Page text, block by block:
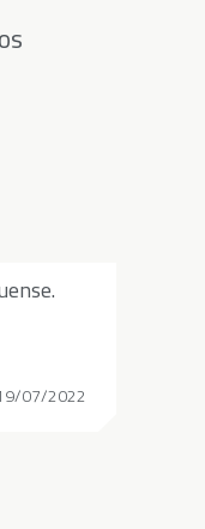
07/2022